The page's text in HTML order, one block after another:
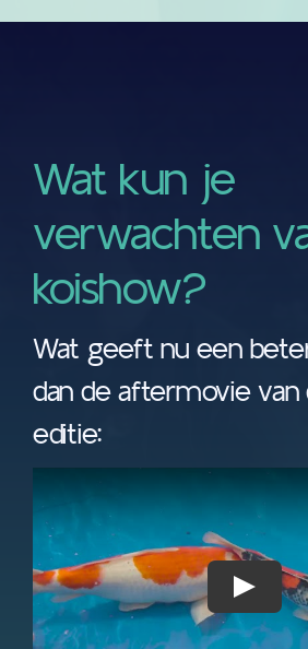
Wat kun je
verwachten
koishow?
Wat geeft nu een
dan de aftermovie
editie: